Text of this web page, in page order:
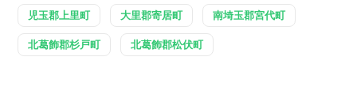
児玉郡上里町 大里郡寄居町 南埼玉郡宮代町
北葛飾郡杉戸町 北葛飾郡松伏町